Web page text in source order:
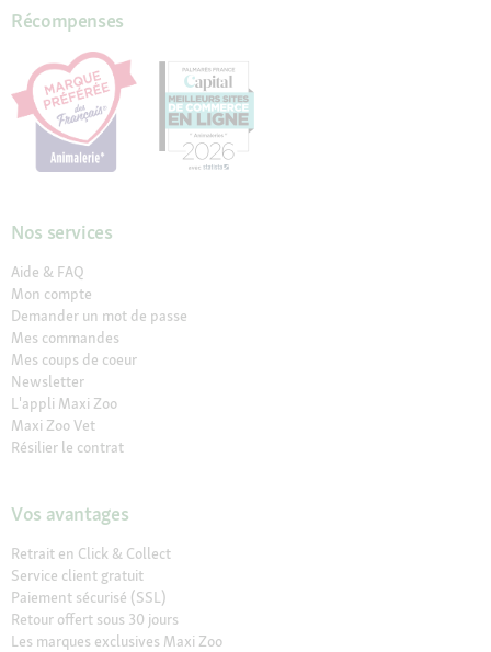
Récompenses
Nos services
Aide & FAQ
Mon compte
Demander un mot de passe
Mes commandes
Mes coups de coeur
Newsletter
L'appli Maxi Zoo
Maxi Zoo Vet
Résilier le contrat
Vos avantages
Retrait en Click & Collect
Service client gratuit
Paiement sécurisé (SSL)
Retour offert sous 30 jours
Les marques exclusives Maxi Zoo